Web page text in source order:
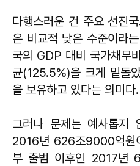
다행스러운 건 주요 선진
은 비교적 낮은 수준이라
국의 GDP 대비 국가채무
균(125.5%)을 크게 밑돌
을 보유하고 있다는 의미다.
그러나 문제는 예사롭지
2016년 626조9000억원
부 출범 이후인 2017년